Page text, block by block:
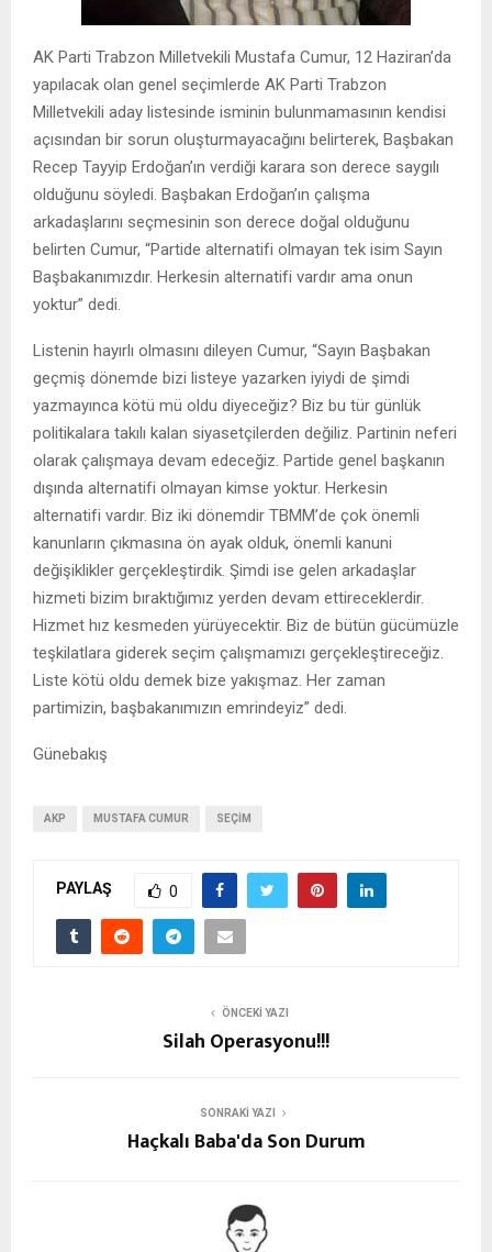
AK Parti Trabzon Milletvekili Mustafa Cumur, 12 Haziran’da
yapılacak olan genel seçimlerde AK Parti Trabzon
Milletvekili aday listesinde isminin bulunmamasının kendisi
açısından bir sorun oluşturmayacağını belirterek, Başbakan
Recep Tayyip Erdoğan’ın verdiği karara son derece saygılı
olduğunu söyledi. Başbakan Erdoğan’ın çalışma
arkadaşlarını seçmesinin son derece doğal olduğunu
belirten Cumur, “Partide alternatifi olmayan tek isim Sayın
Başbakanımızdır. Herkesin alternatifi vardır ama onun
yoktur” dedi.
Listenin hayırlı olmasını dileyen Cumur, “Sayın Başbakan
geçmiş dönemde bizi listeye yazarken iyiydi de şimdi
yazmayınca kötü mü oldu diyeceğiz? Biz bu tür günlük
politikalara takılı kalan siyasetçilerden değiliz. Partinin neferi
olarak çalışmaya devam edeceğiz. Partide genel başkanın
dışında alternatifi olmayan kimse yoktur. Herkesin
alternatifi vardır. Biz iki dönemdir TBMM’de çok önemli
kanunların çıkmasına ön ayak olduk, önemli kanuni
değişiklikler gerçekleştirdik. Şimdi ise gelen arkadaşlar
hizmeti bizim bıraktığımız yerden devam ettireceklerdir.
Hizmet hız kesmeden yürüyecektir. Biz de bütün gücümüzle
teşkilatlara giderek seçim çalışmamızı gerçekleştireceğiz.
Liste kötü oldu demek bize yakışmaz. Her zaman
partimizin, başbakanımızın emrindeyiz” dedi.
Günebakış
AKP MUSTAFA CUMUR SEÇIM
PAYLAŞ 0
ÖNCEKI YAZI
Silah Operasyonu!!!
SONRAKI YAZI
Haçkalı Baba'da Son Durum